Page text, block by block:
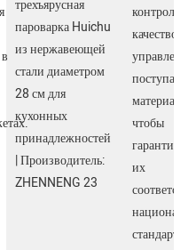
качество и
управление
чтобы
их
стандартам.